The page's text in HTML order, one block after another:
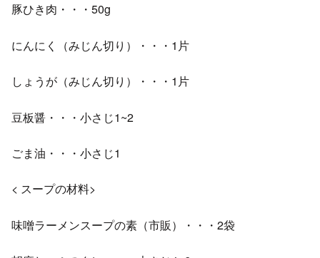
豚ひき肉・・・50g
にんにく（みじん切り）・・・1片
しょうが（みじん切り）・・・1片
豆板醤・・・小さじ1~2
ごま油・・・小さじ1
< スープの材料>
味噌ラーメンスープの素（市販）・・・2袋